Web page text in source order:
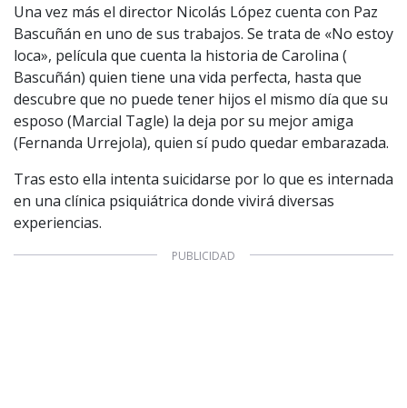
Una vez más el director Nicolás López cuenta con Paz
Bascuñán en uno de sus trabajos. Se trata de «No estoy
loca», película que cuenta la historia de Carolina (
Bascuñán) quien tiene una vida perfecta, hasta que
descubre que no puede tener hijos el mismo día que su
esposo (Marcial Tagle) la deja por su mejor amiga
(Fernanda Urrejola), quien sí pudo quedar embarazada.
Tras esto ella intenta suicidarse por lo que es internada
en una clínica psiquiátrica donde vivirá diversas
experiencias.